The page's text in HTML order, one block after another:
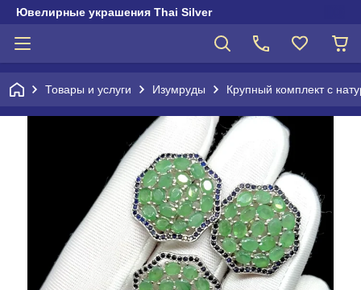
Ювелирные украшения Thai Silver
Товары и услуги Изумруды Крупный комплект с